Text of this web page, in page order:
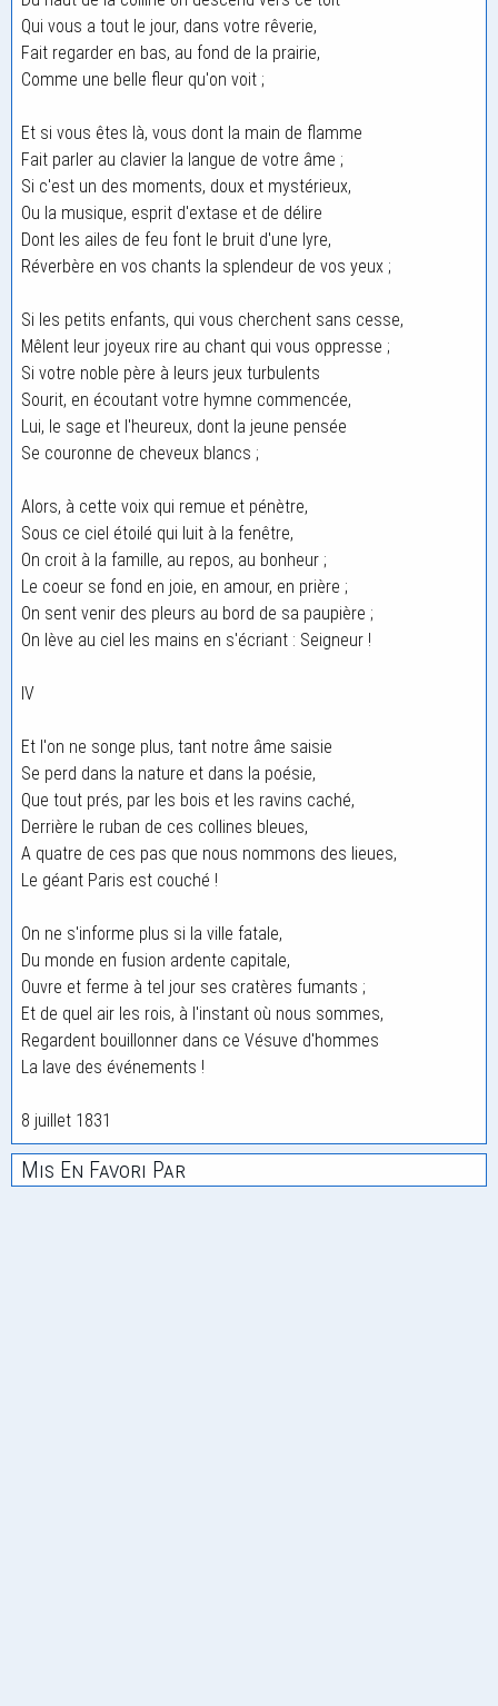
Qui vous a tout le jour, dans votre rêverie,
Fait regarder en bas, au fond de la prairie,
Comme une belle fleur qu'on voit ;
Et si vous êtes là, vous dont la main de flamme
Fait parler au clavier la langue de votre âme ;
Si c'est un des moments, doux et mystérieux,
Ou la musique, esprit d'extase et de délire
Dont les ailes de feu font le bruit d'une lyre,
Réverbère en vos chants la splendeur de vos yeux ;
Si les petits enfants, qui vous cherchent sans cesse,
Mêlent leur joyeux rire au chant qui vous oppresse ;
Si votre noble père à leurs jeux turbulents
Sourit, en écoutant votre hymne commencée,
Lui, le sage et l'heureux, dont la jeune pensée
Se couronne de cheveux blancs ;
Alors, à cette voix qui remue et pénètre,
Sous ce ciel étoilé qui luit à la fenêtre,
On croit à la famille, au repos, au bonheur ;
Le coeur se fond en joie, en amour, en prière ;
On sent venir des pleurs au bord de sa paupière ;
On lève au ciel les mains en s'écriant : Seigneur !
IV
Et l'on ne songe plus, tant notre âme saisie
Se perd dans la nature et dans la poésie,
Que tout prés, par les bois et les ravins caché,
Derrière le ruban de ces collines bleues,
A quatre de ces pas que nous nommons des lieues,
Le géant Paris est couché !
On ne s'informe plus si la ville fatale,
Du monde en fusion ardente capitale,
Ouvre et ferme à tel jour ses cratères fumants ;
Et de quel air les rois, à l'instant où nous sommes,
Regardent bouillonner dans ce Vésuve d'hommes
La lave des événements !
8 juillet 1831
Mis En Favori Par